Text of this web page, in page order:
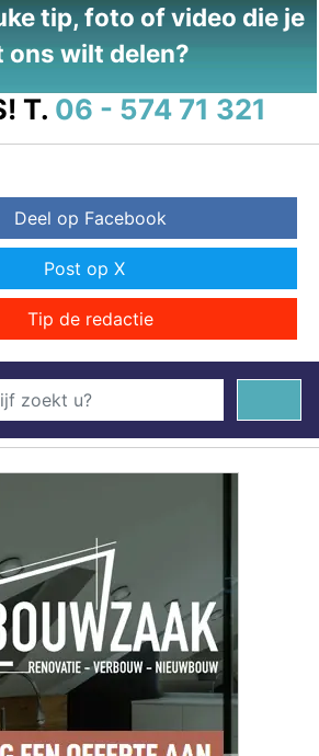
tip, foto of video die je
ons wilt delen?
T. 06 - 574 71 321
Deel op Facebook
Post op X
Tip de redactie